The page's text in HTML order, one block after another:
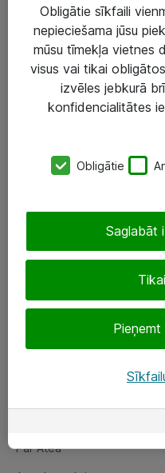
IT serviss un atbalsts
IT infrastruktūra
Darba vietu IT risinājumi
Serveri un datu centri
SIA „ATEA”
eShop@atea.lv
Sekojiet mums
Par Atea
Par Atea
Obligātie sīkfaili
nepieciešama jūsu
mūsu tīmekļa vietnes
visus vai tikai
izvēles jebkurā
konfidencialitātes
Obligātie
Pieņemt
Saglabāt